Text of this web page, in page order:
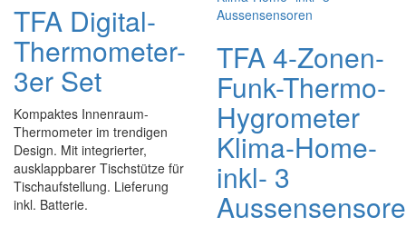
TFA Digital-
Thermometer-
3er Set
Kompaktes Innenraum-
Thermometer im trendigen
Design. Mit integrierter,
ausklappbarer Tischstütze für
Tischaufstellung. Lieferung
inkl. Batterie.
TFA 4-Zonen-
Funk-Thermo-
Hygrometer
Klima-Home-
inkl- 3